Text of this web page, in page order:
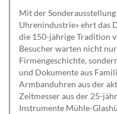
Mit der
Uhrenindustrie» ehrt das
die 150-jährige Tradition
Besucher warten nicht
Firmengeschichte,
und Dokumente aus
Armbanduhren aus der
Zeitmesser aus der 25-
Instrumente Mühle-